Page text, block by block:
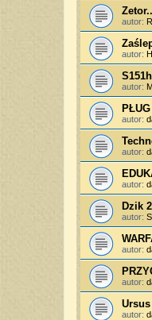
autor:
autor:
autor:
autor:
autor:
autor:
Dzik
autor:
autor:
autor:
autor: